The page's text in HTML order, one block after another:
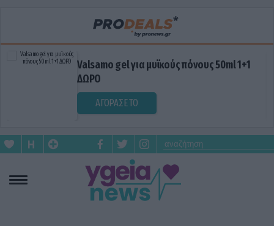
μυϊκούς πόνους 50ml 1+1
Blue Gel: